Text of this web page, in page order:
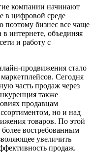
компании начинают
в цифровой среде
поэтому бизнес все чаще
интернете, объединяя
и работу с
продвижения стало
Сегодня
часть продаж через
также
продавцам
но и над
товаров. По этой
более востребованным
увеличить
продаж.